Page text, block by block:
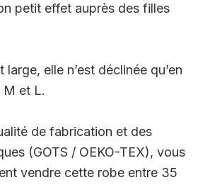
petit effet auprès des filles
elle n’est déclinée qu’en
M et L.
de fabrication et des
(GOTS / OEKO-TEX), vous
vendre cette robe entre 35